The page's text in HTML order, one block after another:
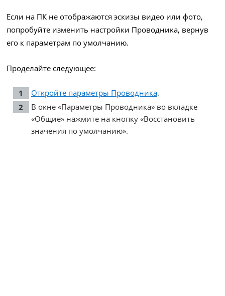
Если на ПК не отображаются эскизы видео или фото,
попробуйте изменить настройки Проводника, вернув
его к параметрам по умолчанию.
Проделайте следующее:
Откройте параметры Проводника.
В окне «Параметры Проводника» во вкладке
«Общие» нажмите на кнопку «Восстановить
значения по умолчанию».